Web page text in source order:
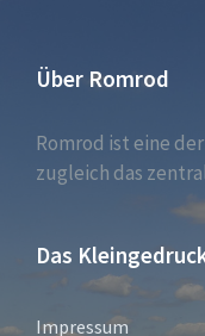
Über Romrod
Romrod ist eine
zugleich das
Das
Impressum